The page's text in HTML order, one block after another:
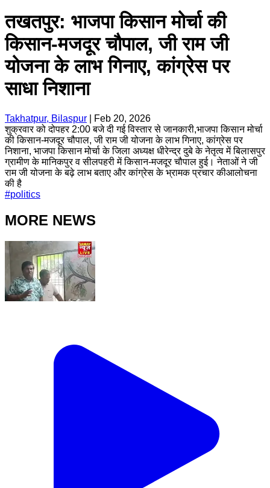
तखतपुर: भाजपा किसान मोर्चा की
किसान-मजदूर चौपाल, जी राम जी
योजना के लाभ गिनाए, कांग्रेस पर
साधा निशाना
Takhatpur, Bilaspur
Feb 20, 2026
शुक्रवार को दोपहर 2:00 बजे दी गई विस्तार से जानकारी,भाजपा किसान मोर्चा
की किसान-मजदूर चौपाल, जी राम जी योजना के लाभ गिनाए, कांग्रेस पर
निशाना, भाजपा किसान मोर्चा के जिला अध्यक्ष धीरेन्द्र दुबे के नेतृत्व में बिलासपुर
ग्रामीण के मानिकपुर व सीलपहरी में किसान-मजदूर चौपाल हुई। नेताओं ने जी
राम जी योजना के बढ़े लाभ बताए और कांग्रेस के भ्रामक प्रचार कीआलोचना
की है
#politics
MORE NEWS